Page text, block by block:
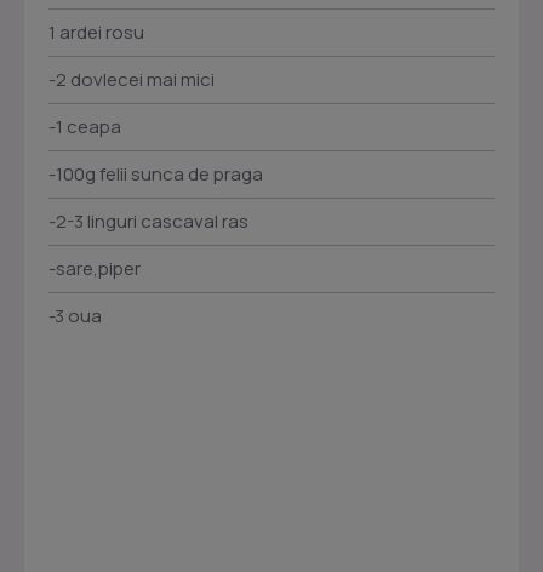
1 ardei rosu
-2 dovlecei mai mici
-1 ceapa
-100g felii sunca de praga
-2-3 linguri cascaval ras
-sare,piper
-3 oua